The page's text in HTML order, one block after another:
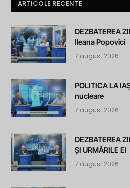
ARTICOLE RECENTE
DEZBATEREA
Ileana Popovici
7 august 2026
POLITICA LA
nucleare
7 august 2026
DEZBATEREA
ȘI URMĂRILE EI
7 august 2026